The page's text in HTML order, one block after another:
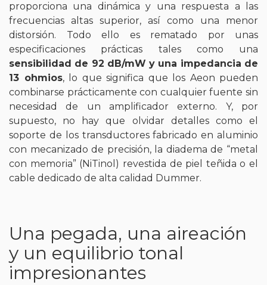
proporciona una dinámica y una respuesta a las
frecuencias altas superior, así como una menor
distorsión. Todo ello es rematado por unas
especificaciones prácticas tales como una
sensibilidad de 92 dB/mW y una impedancia de
13 ohmios, lo que significa que los Aeon pueden
combinarse prácticamente con cualquier fuente sin
necesidad de un amplificador externo. Y, por
supuesto, no hay que olvidar detalles como el
soporte de los transductores fabricado en aluminio
con mecanizado de precisión, la diadema de “metal
con memoria” (NiTinol) revestida de piel teñida o el
cable dedicado de alta calidad Dummer.
Una pegada, una aireación
y un equilibrio tonal
impresionantes